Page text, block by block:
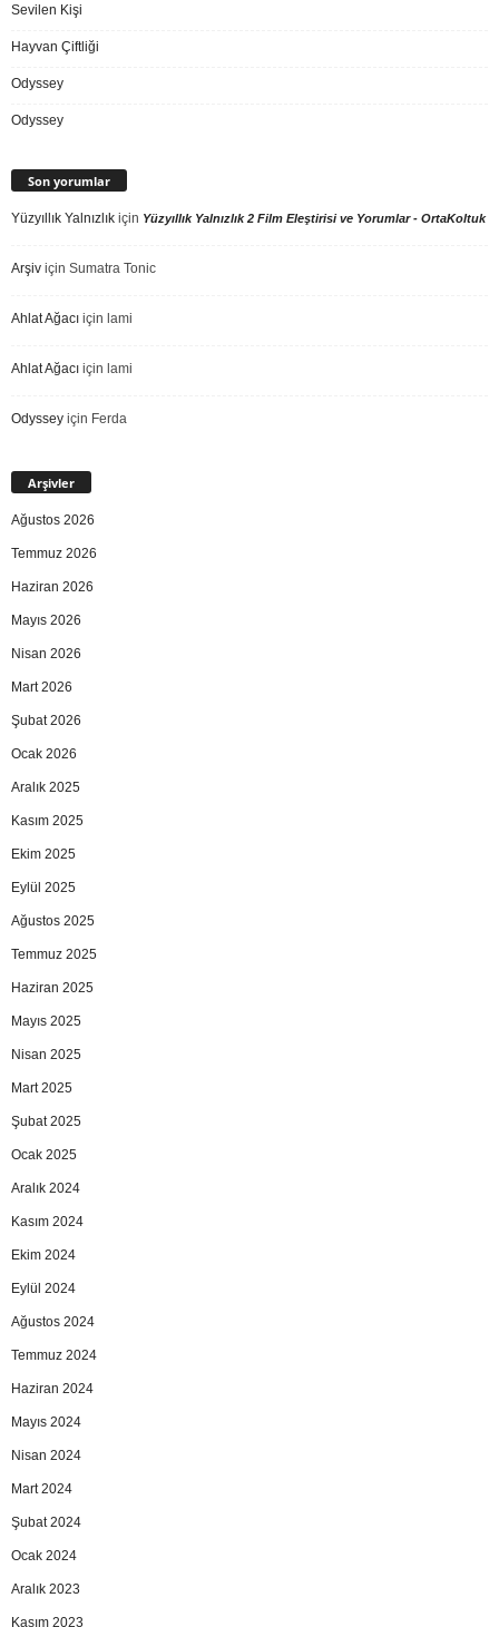
Sevilen Kişi
Hayvan Çiftliği
Odyssey
Odyssey
Son yorumlar
Yüzyıllık Yalnızlık için Yüzyıllık Yalnızlık 2 Film Eleştirisi ve Yorumlar - OrtaKoltuk
Arşiv için Sumatra Tonic
Ahlat Ağacı için lami
Ahlat Ağacı için lami
Odyssey için Ferda
Arşivler
Ağustos 2026
Temmuz 2026
Haziran 2026
Mayıs 2026
Nisan 2026
Mart 2026
Şubat 2026
Ocak 2026
Aralık 2025
Kasım 2025
Ekim 2025
Eylül 2025
Ağustos 2025
Temmuz 2025
Haziran 2025
Mayıs 2025
Nisan 2025
Mart 2025
Şubat 2025
Ocak 2025
Aralık 2024
Kasım 2024
Ekim 2024
Eylül 2024
Ağustos 2024
Temmuz 2024
Haziran 2024
Mayıs 2024
Nisan 2024
Mart 2024
Şubat 2024
Ocak 2024
Aralık 2023
Kasım 2023